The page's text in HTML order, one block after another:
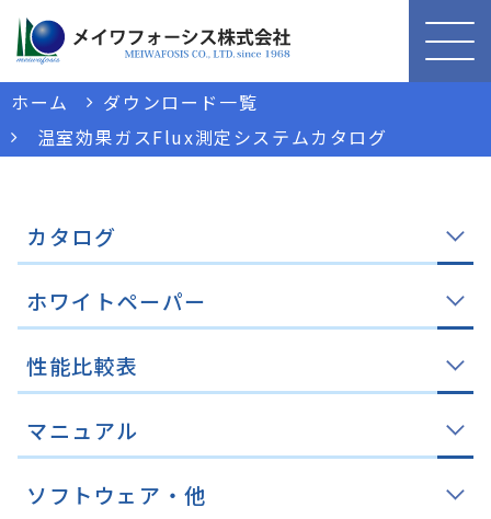
ホーム
ダウンロード一覧
温室効果ガスFlux測定システムカタログ
カタログ
ホワイトペーパー
性能比較表
マニュアル
ソフトウェア・他